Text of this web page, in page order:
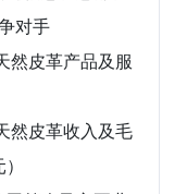
对手
然皮革产品及服
然皮革收入及毛